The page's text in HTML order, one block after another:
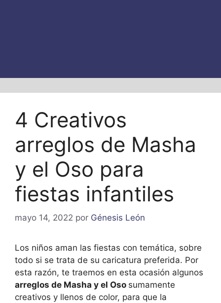
4 Creativos
arreglos de Masha
y el Oso para
fiestas infantiles
mayo 14, 2022 por Génesis León
Los niños aman las fiestas con temática, sobre
todo si se trata de su caricatura preferida. Por
esta razón, te traemos en esta ocasión algunos
arreglos de Masha y el Oso sumamente
creativos y llenos de color, para que la